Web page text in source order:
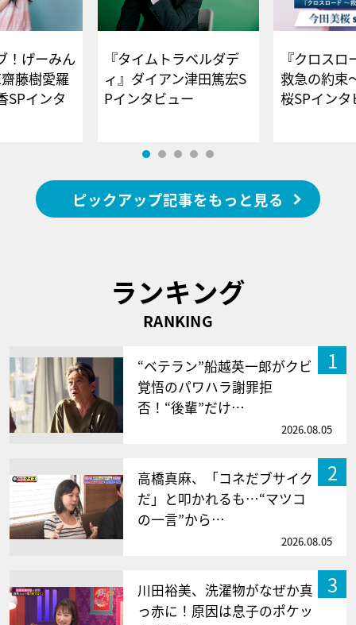
！げーみん
藤樹愛羅
SPインタ
『タイムトラベルダデ
ィ』ダイアン津田篤宏S
Pインタビュー
『クロス
救急の約束
桜SPイ
ピックアップ記事をもっと見る
ランキング
RANKING
1
“ベテラン”船越英一郎がクビ
覚悟のパワハラ謝罪拒
否！“後輩”だけ…
2026.08.05
2
高橋真麻、「コネだブサイク
だ」と叩かれるも…“マツコ
の一言”から…
2026.08.05
3
川田裕美、洗濯物がなぜか真
っ赤に！原因は息子のポケッ